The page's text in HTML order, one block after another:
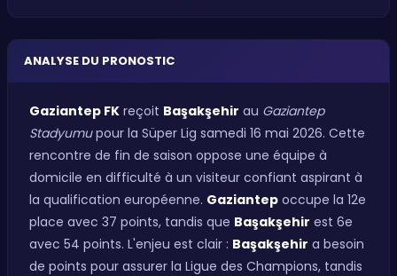
ANALYSE DU PRONOSTIC
Gaziantep FK reçoit Başakşehir au Gaziantep
Stadyumupour la Süper Lig samedi 16 mai 2026. Cette
rencontre de fin de saison oppose une équipe à
domicile en difficulté à un visiteur confiant aspirant à
la qualification européenne. Gaziantep occupe la 12e
place avec 37 points, tandis que Başakşehir est 6e
avec 54 points. L'enjeu est clair : Başakşehir a besoin
de points pour assurer la Ligue des Champions, tandis